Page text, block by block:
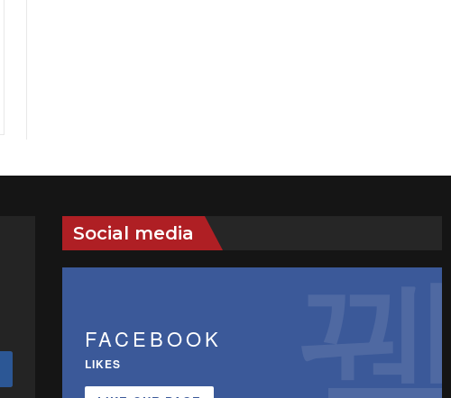
Social media
FACEBOOK
LIKES